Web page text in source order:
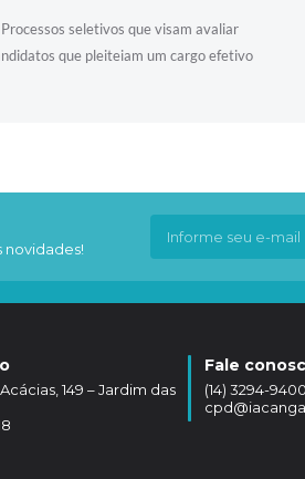
Processos seletivos que visam avaliar
que pleiteiam um cargo efetivo
novidades!
149 – Jardim das
Fale
(14) 3294-9400